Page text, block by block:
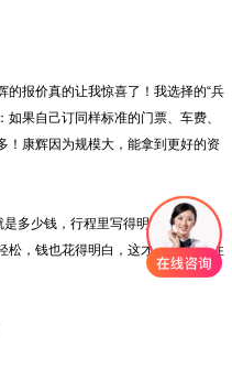
报价真的让我惊喜了！我选择的“兵
果自己订同样标准的门票、车费、
！康辉因为规模大，能拿到更好的资
多少钱，行程里写得明明白白，全
，钱也花得明白，这才是真正的“性